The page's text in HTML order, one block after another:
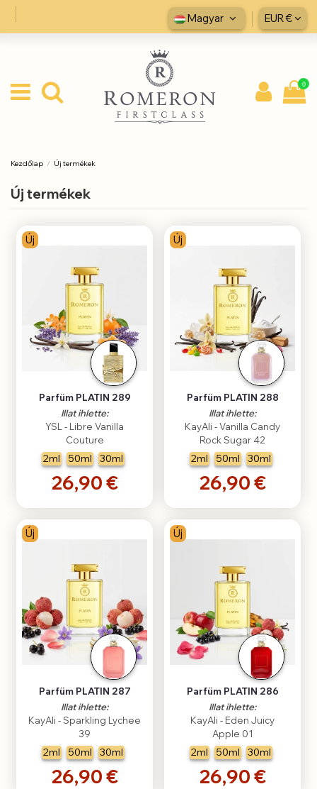
Magyar EUR €
0
Kezdőlap Új termékek
Új termékek
Új
Parfüm PLATIN 289
Illat ihlette:
YSL - Libre Vanilla
Couture
2ml 50ml 30ml
26,90 €
Új
Parfüm PLATIN 288
Illat ihlette:
KayAli - Vanilla Candy
Rock Sugar 42
2ml 50ml 30ml
26,90 €
Új
Parfüm PLATIN 287
Illat ihlette:
KayAli - Sparkling Lychee
39
2ml 50ml 30ml
26,90 €
Új
Parfüm PLATIN 286
Illat ihlette:
KayAli - Eden Juicy
Apple 01
2ml 50ml 30ml
26,90 €